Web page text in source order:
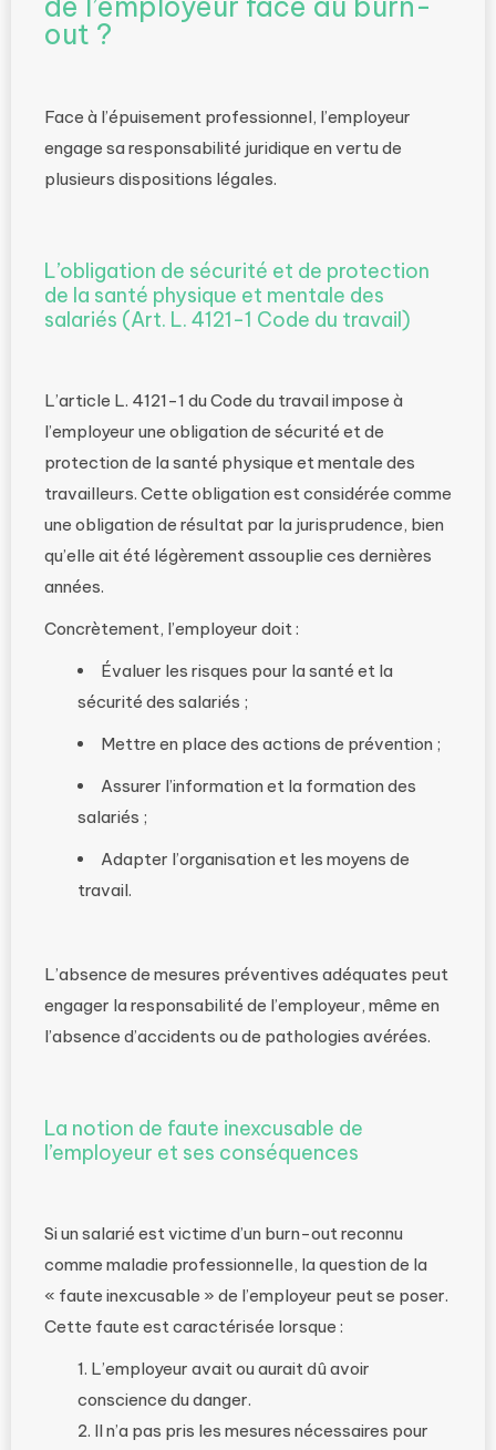
de l’employeur face au burn-
out ?
Face à l’épuisement professionnel, l’employeur
engage sa responsabilité juridique en vertu de
plusieurs dispositions légales.
L’obligation de sécurité et de protection
de la santé physique et mentale des
salariés (Art. L. 4121-1 Code du travail)
L’article L. 4121-1 du Code du travail impose à
l’employeur une obligation de sécurité et de
protection de la santé physique et mentale des
travailleurs. Cette obligation est considérée comme
une obligation de résultat par la jurisprudence, bien
qu’elle ait été légèrement assouplie ces dernières
années.
Concrètement, l’employeur doit :
Évaluer les risques pour la santé et la
sécurité des salariés ;
Mettre en place des actions de prévention ;
Assurer l’information et la formation des
salariés ;
Adapter l’organisation et les moyens de
travail.
L’absence de mesures préventives adéquates peut
engager la responsabilité de l’employeur, même en
l’absence d’accidents ou de pathologies avérées.
La notion de faute inexcusable de
l’employeur et ses conséquences
Si un salarié est victime d’un burn-out reconnu
comme maladie professionnelle, la question de la
« faute inexcusable » de l’employeur peut se poser.
Cette faute est caractérisée lorsque :
L’employeur avait ou aurait dû avoir
conscience du danger.
Il n’a pas pris les mesures nécessaires pour